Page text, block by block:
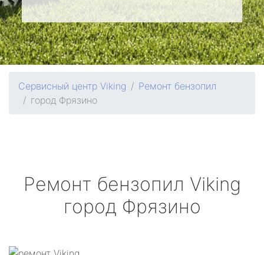
Сервисный центр Viking
Ремонт бензопил
город Фрязино
Ремонт бензопил Viking
город Фрязино